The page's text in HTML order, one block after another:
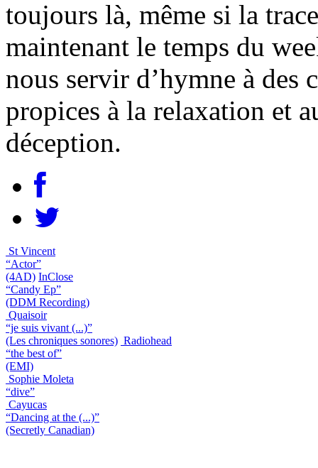
toujours là, même si la
maintenant le temps du
nous servir d’hymne à des
propices à la relaxation et
déception.
St Vincent
“Actor”
(4AD) InClose
“Candy Ep”
(DDM Recording)
Quaisoir
“je suis vivant (...)”
(Les chroniques sonores) Radiohead
“the best of”
(EMI)
Sophie Moleta
“dive”
Cayucas
“Dancing at the (...)”
(Secretly Canadian)